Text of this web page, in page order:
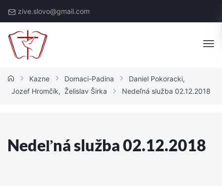
zive.slovo@gmail.com
Kazne Domaci-Padina Daniel Pokoracki,
Jozef Hromčík, Želislav Širka Nedeľná služba 02.12.2018
Nedeľná služba 02.12.2018